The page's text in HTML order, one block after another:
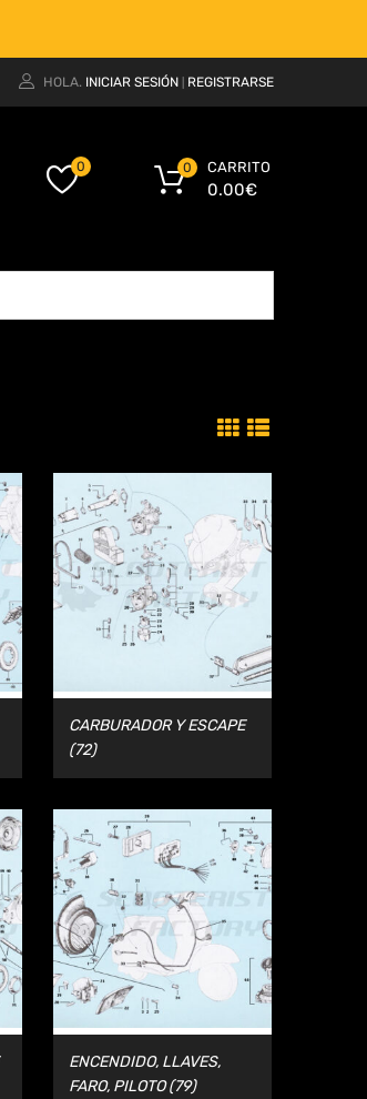
HOLA. INICIAR SESIÓN REGISTRARSE
0 CARRITO
0.00€
0
CARBURADOR Y ESCAPE
(72)
ENCENDIDO, LLAVES,
FARO, PILOTO(79)